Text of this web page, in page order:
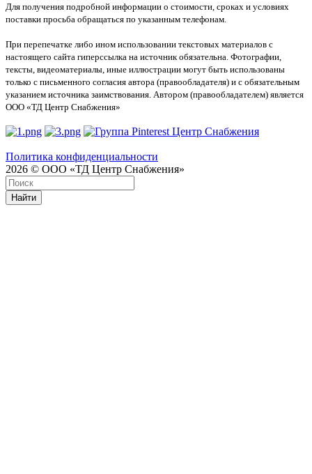
Для получения подробной информации о стоимости, сроках и условиях
поставки просьба обращаться по указанным телефонам.
При перепечатке либо ином использовании текстовых материалов с
настоящего сайта гиперссылка на источник обязательна. Фотографии,
тексты, видеоматериалы, иные иллюстрации могут быть использованы
только с письменного согласия автора (правообладателя) и с обязательным
указанием источника заимствования. Автором (правообладателем) является
ООО «ТД Центр Снабжения»
Политика конфиденциальности
2026 © ООО «ТД Центр Снабжения»
Найти